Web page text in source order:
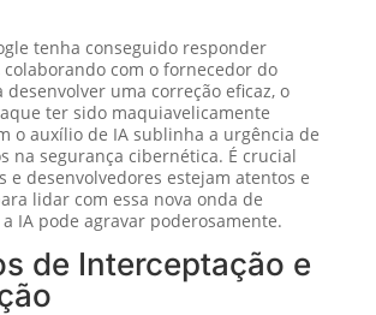
tenha conseguido responder
com o fornecedor do
uma correção eficaz, o
ter sido maquiavelicamente
o auxílio de IA sublinha a urgência de
na segurança cibernética. É crucial
e desenvolvedores estejam atentos e
lidar com essa nova onda de
IA pode agravar poderosamente.
de Interceptação e